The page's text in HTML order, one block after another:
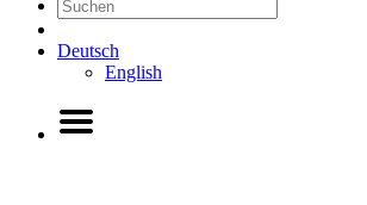
Deutsch
English